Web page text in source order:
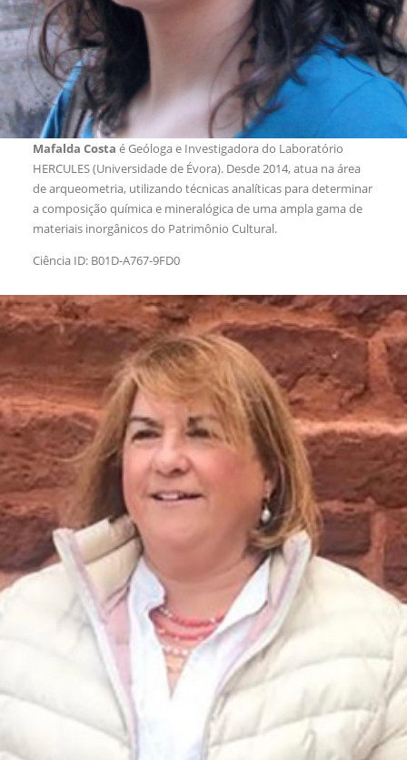
Mafalda Costa é Geóloga e Investigadora do Laboratório
HERCULES (Universidade de Évora). Desde 2014, atua na área
de arqueometria, utilizando técnicas analíticas para determinar
a composição química e mineralógica de uma ampla gama de
materiais inorgânicos do Patrimônio Cultural.
Ciência ID: B01D-A767-9FD0